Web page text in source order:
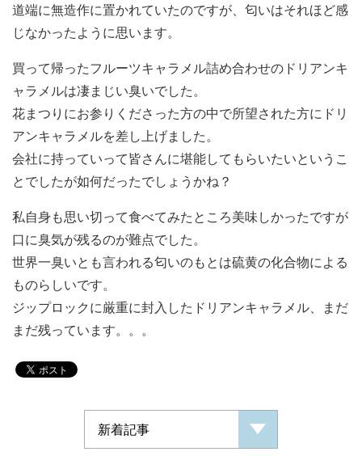
道端に無造作に置かれていたのですが、匂いはそれほど感
じなかったように思います。
買って帰ったフルーツキャラメル詰め合わせのドリアンキ
ャラメルは凄まじい臭いでした。
花まつりにお参りくださった方の中で所望された方にドリ
アンキャラメルを差し上げました。
会社に持っていって皆さんに堪能してもらいたいというこ
とでしたが如何だったでしょうかね？
私自身も思い切って食べてみたところ美味しかったですが
口に臭気が残るのが難点でした。
世界一臭いとも言われる匂いのもとは硫黄の化合物による
ものらしいです。
ジップロックに厳重に封入したドリアンキャラメル、まだ
まだ残っています。。。